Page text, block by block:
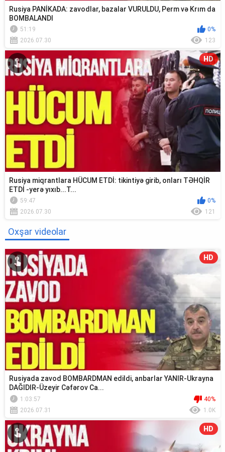
Rusiya PANİKADA: zavodlar, bazalar VURULDU, Perm və Krım da
BOMBALANDI
51:19
0%
2026.07.30
123
HD
Rusiya miqrantlara HÜCUM ETDİ: tikintiyə girib, onları TƏHQİR
ETDİ -yerə yıxıb...T...
59:47
0%
2026.07.30
121
Oxşar videolar
HD
Rusiyada zavod BOMBARDMAN edildi, anbarlar YANIR-Ukrayna
DAĞIDIR-Üzeyir Cəfərov Ca...
1:03:57
40%
2026.07.31
1.0K
HD